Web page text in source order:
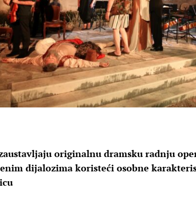
originalnu dramsku radnju
dijalozima koristeći osobne